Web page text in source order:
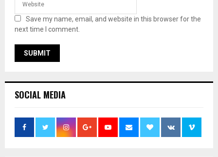
Save my name, email, and website in this browser for the
next time I comment.
SOCIAL MEDIA